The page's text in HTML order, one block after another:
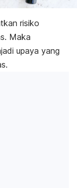
risiko
Maka
upaya yang